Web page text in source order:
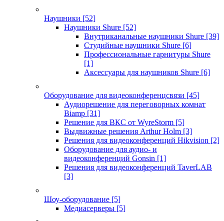
Наушники [52]
Наушники Shure [52]
Внутриканальные наушники Shure [39]
Студийные наушники Shure [6]
Профессиональные гарнитуры Shure
[1]
Аксессуары для наушников Shure [6]
Оборудование для видеоконференцсвязи [45]
Аудиорешение для переговорных комнат
Biamp [31]
Решение для ВКС от WyreStorm [5]
Выдвижные решения Arthur Holm [3]
Решения для видеоконференций Hikvision [2]
Оборудование для аудио- и
видеоконференций Gonsin [1]
Решения для видеоконференций TaverLAB
[3]
Шоу-оборудование [5]
Медиасерверы [5]